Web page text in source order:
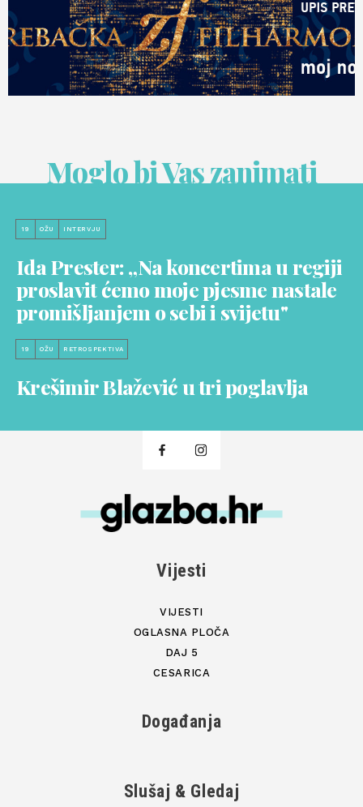
Moglo bi Vas zanimati
19 OŽU INTERVJU
Ida Prester: „Na koncertima u regiji
proslavit ćemo moje pjesme nastale
promišljanjem o sebi i svijetu"
19 OŽU RETROSPEKTIVA
Krešimir Blažević u tri poglavlja
Vijesti
VIJESTI
OGLASNA PLOČA
DAJ 5
CESARICA
Događanja
Slušaj & Gledaj